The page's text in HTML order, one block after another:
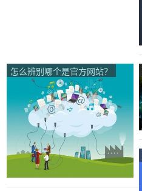
怎么辨别哪个是官方网站？